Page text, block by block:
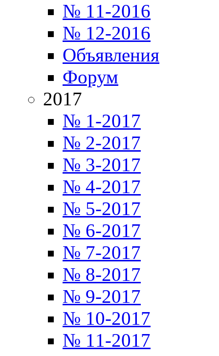
№ 11-2016
№ 12-2016
Объявления
Форум
2017
№ 1-2017
№ 2-2017
№ 3-2017
№ 4-2017
№ 5-2017
№ 6-2017
№ 7-2017
№ 8-2017
№ 9-2017
№ 10-2017
№ 11-2017